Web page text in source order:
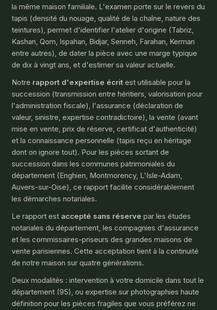
la même maison familiale. L'examen porte sur le revers du
tapis (densité du nouage, qualité de la chaîne, nature des
teintures), permet d'identifier l'atelier d'origine (Tabriz,
Kashan, Qom, Ispahan, Bidjar, Senneh, Farahan, Kerman
entre autres), de dater la pièce avec une marge typique
de dix à vingt ans, et d'estimer sa valeur actuelle.
Notre rapport d'expertise écrit est utilisable pour la
succession (transmission entre héritiers, valorisation pour
l'administration fiscale), l'assurance (déclaration de
valeur, sinistre, expertise contradictoire), la vente (avant
mise en vente, prix de réserve, certificat d'authenticité)
et la connaissance personnelle (tapis reçu en héritage
dont on ignore tout). Pour les pièces sortant de
succession dans les communes patrimoniales du
département (Enghien, Montmorency, L'Isle-Adam,
Auvers-sur-Oise), ce rapport facilite considérablement
les démarches notariales.
Le rapport est accepté sans réserve par les études
notariales du département, les compagnies d'assurance
et les commissaires-priseurs des grandes maisons de
vente parisiennes. Cette acceptation tient à la continuité
de notre maison sur quatre générations.
Deux modalités : intervention à votre domicile dans tout le
département (95), ou expertise sur photographies haute
définition pour les pièces fragiles que vous préférez ne